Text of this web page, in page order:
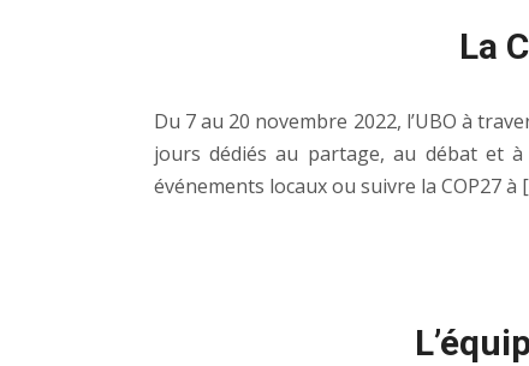
La
Du 7 au 20 novembre 2022, l’UBO à
jours dédiés au partage, au débat et à
événements locaux ou suivre la COP27 à